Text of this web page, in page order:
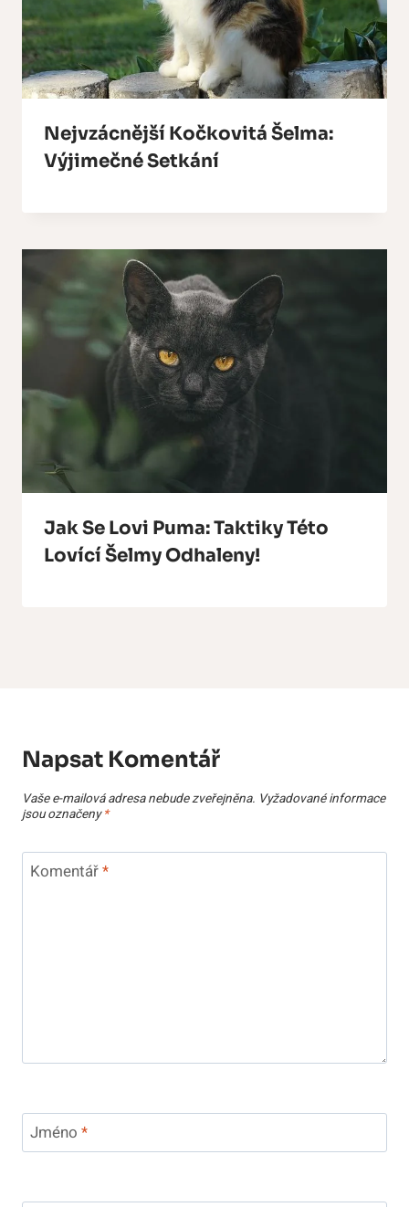
Nejvzácnější Kočkovitá Šelma:
Výjimečné Setkání
Jak Se Lovi Puma: Taktiky Této
Lovící Šelmy Odhaleny!
Napsat Komentář
Vaše e-mailová adresa nebude zveřejněna. Vyžadované informace
jsou označeny*
Komentář*
Jméno *